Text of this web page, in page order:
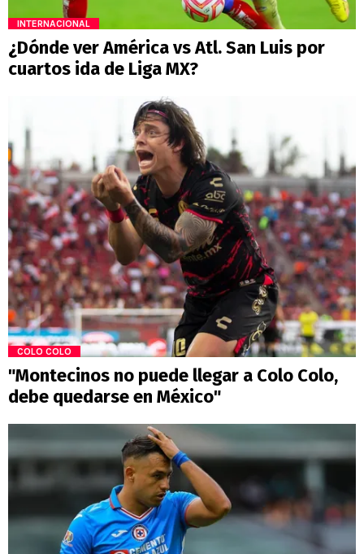
INTERNACIONAL
¿Dónde ver América vs Atl. San Luis por
cuartos ida de Liga MX?
COLO COLO
"Montecinos no puede llegar a Colo Colo,
debe quedarse en México"